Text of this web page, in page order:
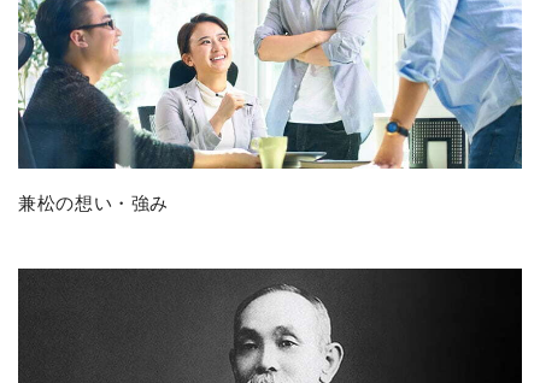
兼松の想い・強み